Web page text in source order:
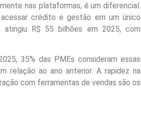
nas plataformas, é um diferencial.
crédito e gestão em um único
R$ 55 bilhões em 2025, com
35% das PMEs consideram essas
relação ao ano anterior. A rapidez na
com ferramentas de vendas são os